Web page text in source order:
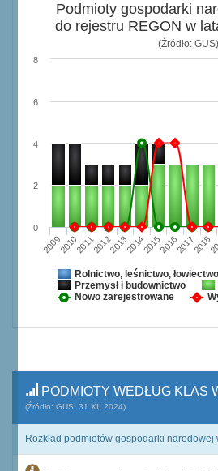
Podmioty gospodarki
do rejestru REGON w
(Źródło: GUS)
2009201020112012201320142015201620172018
0
2
4
6
8
Rolnictwo, leśnictwo,
Przemysł i budownictwo
Nowo zarejestrowane
PODMIOTY WEDŁUG KLAS
(Źródło: GUS, 31.XII.2024)
Rozkład podmiotów gospodarki narodowej